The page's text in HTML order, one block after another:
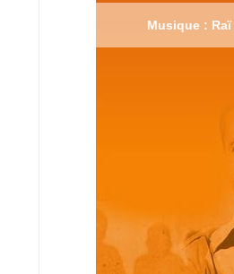
Musique : Raï